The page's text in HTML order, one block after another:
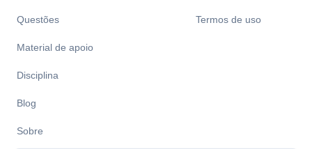
Questões
Material de apoio
Disciplina
Blog
Sobre
Termos de uso